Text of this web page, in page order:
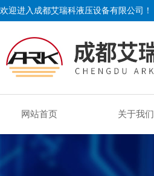
欢迎进入成都艾瑞科液压设备有限公司！
网站首页 关于我们